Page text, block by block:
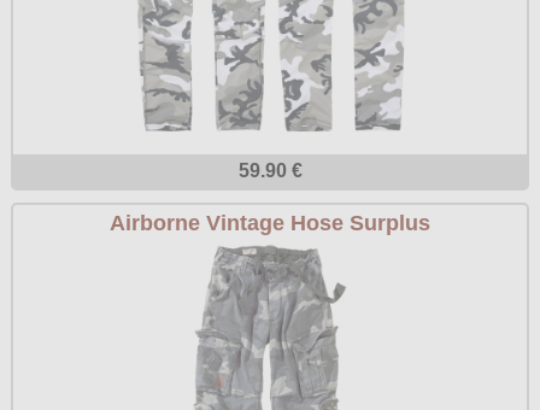
Surplus
Vixxsin
Voodoo Vixen
Warrior Clothing
59.90 €
Airborne Vintage Hose Surplus